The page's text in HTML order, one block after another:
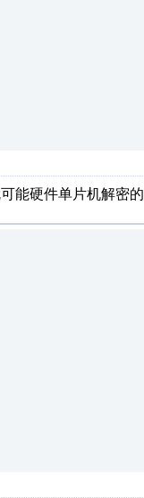
能硬件单片机解密